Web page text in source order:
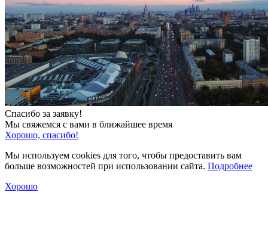
Спасибо за заявку!
Мы свяжемся с вами в ближайшее время
Хорошо, спасибо!
Мы используем cookies для того, чтобы предоставить вам
больше возможностей при использовании сайта. Подробнее
Хорошо